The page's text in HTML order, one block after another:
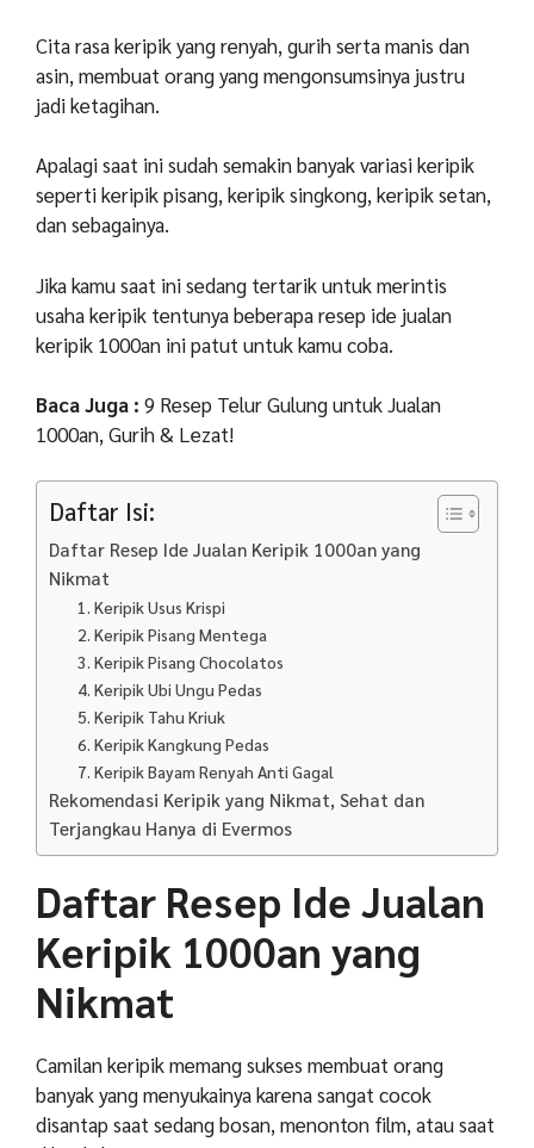
Cita rasa keripik yang renyah, gurih serta manis dan
asin, membuat orang yang mengonsumsinya justru
jadi ketagihan.
Apalagi saat ini sudah semakin banyak variasi keripik
seperti keripik pisang, keripik singkong, keripik setan,
dan sebagainya.
Jika kamu saat ini sedang tertarik untuk merintis
usaha keripik tentunya beberapa resep ide jualan
keripik 1000an ini patut untuk kamu coba.
Baca Juga : 9 Resep Telur Gulung untuk Jualan
1000an, Gurih & Lezat!
Daftar Isi:
Daftar Resep Ide Jualan Keripik 1000an yang
Nikmat
1. Keripik Usus Krispi
2. Keripik Pisang Mentega
3. Keripik Pisang Chocolatos
4. Keripik Ubi Ungu Pedas
5. Keripik Tahu Kriuk
6. Keripik Kangkung Pedas
7. Keripik Bayam Renyah Anti Gagal
Rekomendasi Keripik yang Nikmat, Sehat dan
Terjangkau Hanya di Evermos
Daftar Resep Ide Jualan
Keripik 1000an yang
Nikmat
Camilan keripik memang sukses membuat orang
banyak yang menyukainya karena sangat cocok
disantap saat sedang bosan, menonton film, atau saat